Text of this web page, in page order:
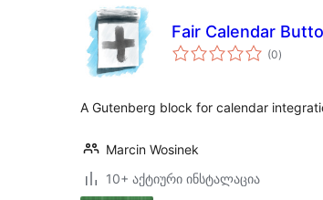
Fair Calendar
(0საერთო
რეიტინგი
)
A Gutenberg block for calendar
Marcin Wosinek
10+ აქტიური ინსტალაცია